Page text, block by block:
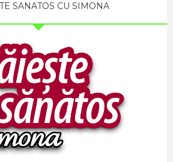
SANATOS CU SIMONA